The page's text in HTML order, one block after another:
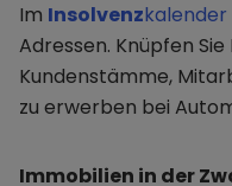
Im Insolvenzkalender
Adressen. Knüpfen
Kundenstämme,
zu erwerben bei
Immobilien in der